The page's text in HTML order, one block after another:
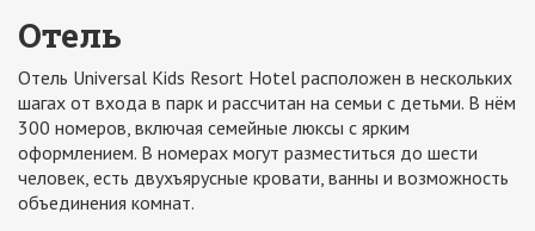
Отель
Отель Universal Kids Resort Hotel расположен в нескольких
шагах от входа в парк и рассчитан на семьи с детьми. В нём
300 номеров, включая семейные люксы с ярким
оформлением. В номерах могут разместиться до шести
человек, есть двухъярусные кровати, ванны и возможность
объединения комнат.